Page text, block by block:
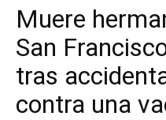
Muere
San
tras
contra una